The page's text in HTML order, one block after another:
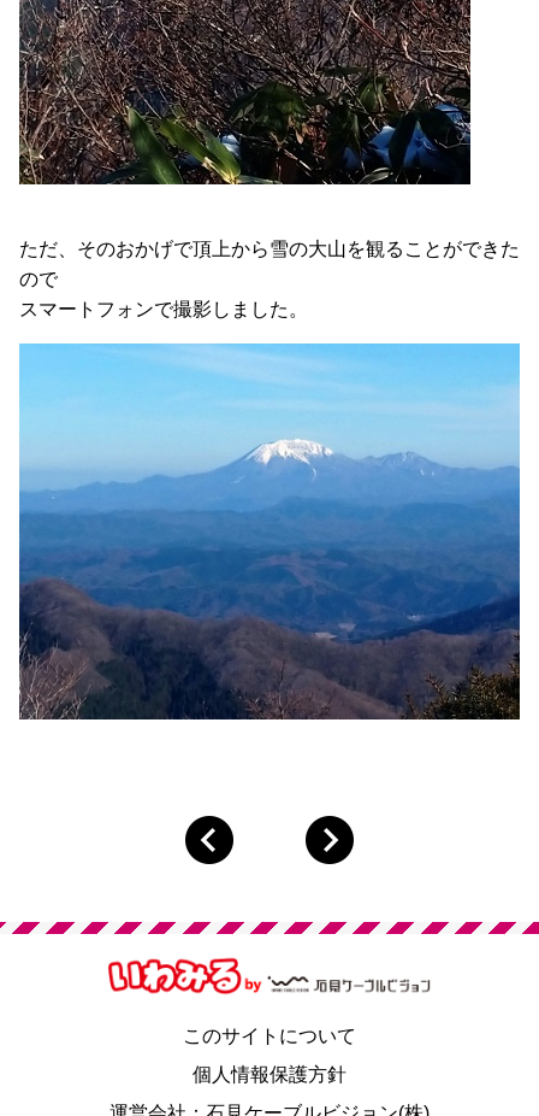
ただ、そのおかげで頂上から雪の大山を観ることができた
ので
スマートフォンで撮影しました。
このサイトについて
個人情報保護方針